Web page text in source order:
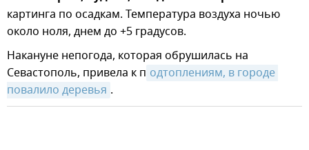
картинга по осадкам. Температура воздуха ночью
около ноля, днем до +5 градусов.
Накануне непогода, которая обрушилась на
Севастополь, привела к п одтоплениям, в городе
повалило деревья .